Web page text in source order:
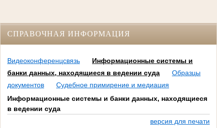
СПРАВОЧНАЯ ИНФОРМАЦИЯ
Видеоконференцсвязь
Информационные системы и
банки данных, находящиеся в ведении суда
Образцы
документов
Судебное примирение и медиация
Информационные системы и банки данных, находящиеся
в ведении суда
версия для печати